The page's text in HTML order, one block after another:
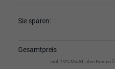
Sie sparen:
Gesamtpreis
incl. 19% MwSt., den Kosten